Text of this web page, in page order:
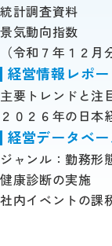
統計調査資料
景気動向指数
（令和７年１２月
経営情報レポー
主要トレンドと注
２０２６年の日本
経営データベー
ジャンル：勤務
健康診断の実施
社内イベントの課